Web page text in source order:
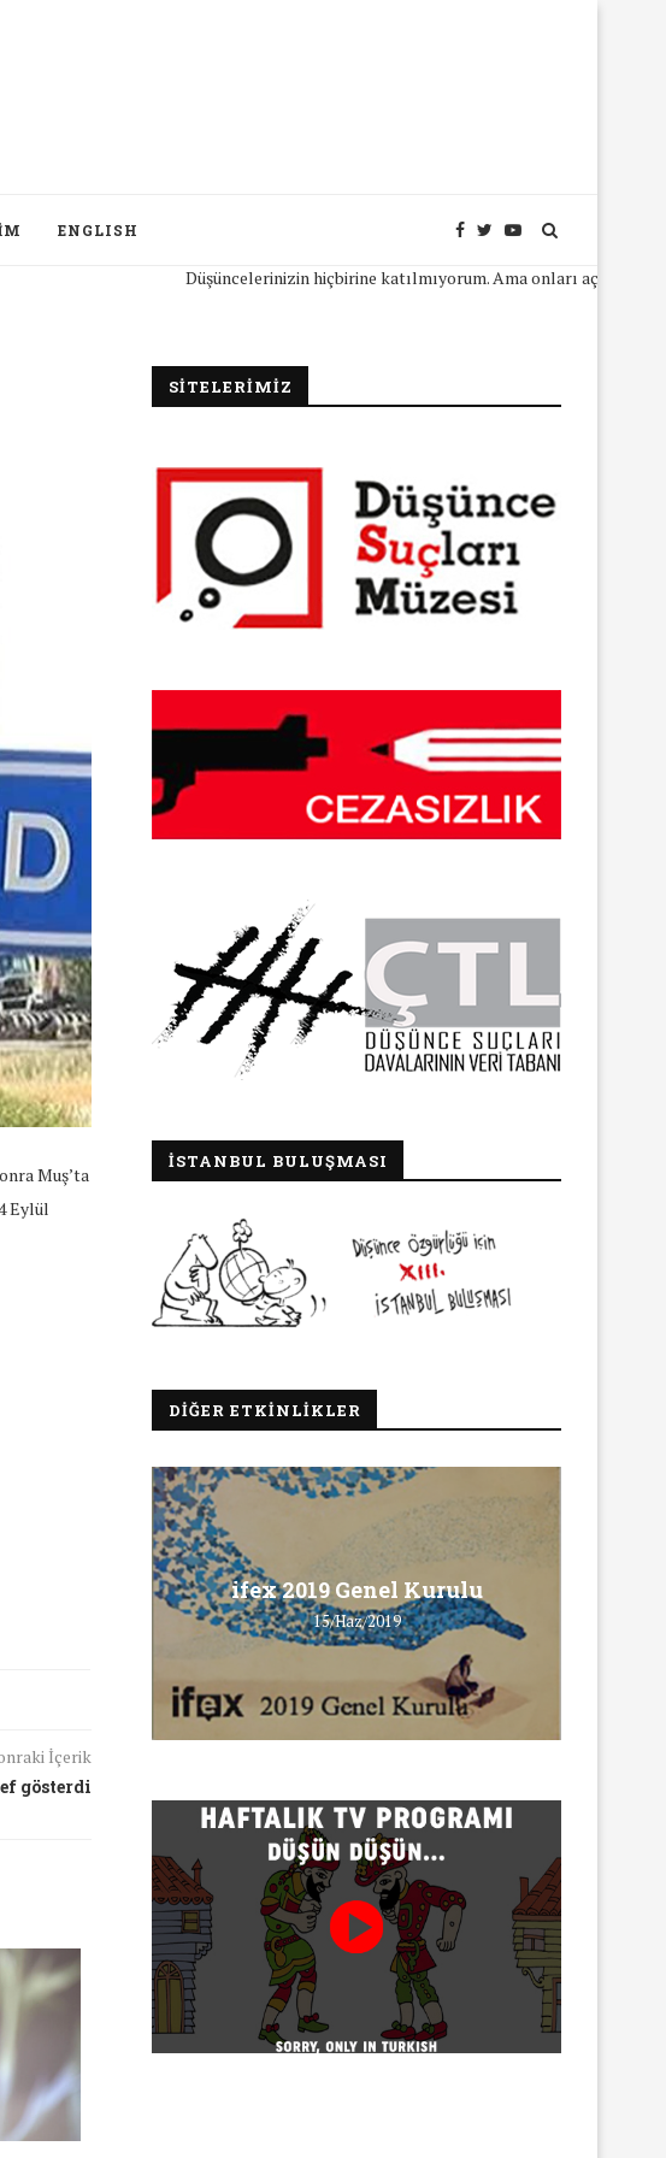
ENGLISH
Düşüncelerinizin hiçbirine katılmıyorum. Ama onları açıkça ifade
Muş’ta
Eylül
İçerik
gösterdi
JINNEWS’in Türkçe X hesabına
erişim engeli
30/07/2026
SİTELERİMİZ
İSTANBUL BULUŞMASI
DIĞER ETKINLIKLER
ifex 2019 Genel Kurulu
15/Haz/2019